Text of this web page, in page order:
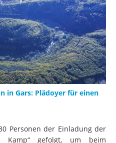
in Gars: Plädoyer für einen
Personen der Einladung der
Kamp“ gefolgt, um beim